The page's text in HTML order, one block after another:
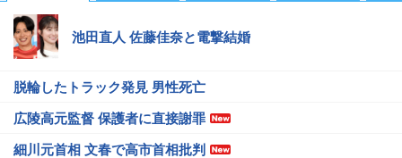
池田直人 佐藤佳奈と電撃結婚
脱輪したトラック発見 男性死亡
広陵高元監督 保護者に直接謝罪
細川元首相 文春で高市首相批判